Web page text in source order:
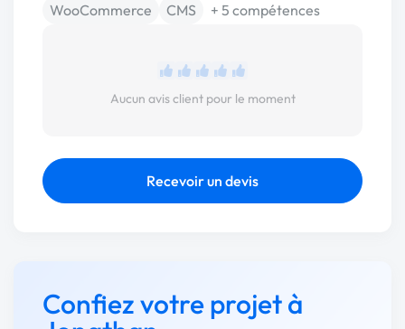
WooCommerce
CMS + 5 compétences
Aucun avis client pour le moment
Recevoir un devis
Confiez votre projet à